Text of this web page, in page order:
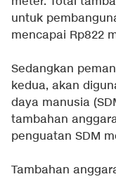
untuk
mencapai Rp822
Sedangkan
kedua, akan
daya manusia
tambahan
penguatan SDM
Tambahan